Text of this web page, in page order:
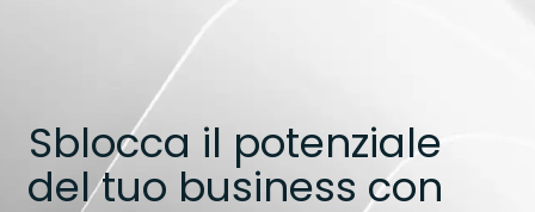
Sblocca il potenziale
del tuo business con